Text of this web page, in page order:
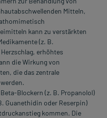
Mitteln,
kann zu verstärkten
(z. B.
erhöhtes
die Wirkung von
die das zentrale
Blockern (z. B. Propanolol)
Guanethidin oder Reserpin)
kommen. Die